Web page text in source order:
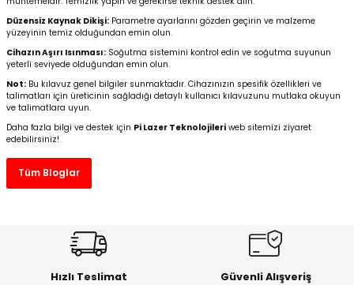
Düzensiz Kaynak Dikişi: Parametre ayarlarını gözden geçirin ve malzeme
yüzeyinin temiz olduğundan emin olun.
Cihazın Aşırı Isınması: Soğutma sistemini kontrol edin ve soğutma suyunun
yeterli seviyede olduğundan emin olun.
Not: Bu kılavuz genel bilgiler sunmaktadır. Cihazınızın spesifik özellikleri ve
talimatları için üreticinin sağladığı detaylı kullanıcı kılavuzunu mutlaka okuyun
ve talimatlara uyun.
Daha fazla bilgi ve destek için Pi Lazer Teknolojileri web sitemizi ziyaret
edebilirsiniz!
Tüm Bloglar
Hızlı Teslimat Güvenli Alışveriş